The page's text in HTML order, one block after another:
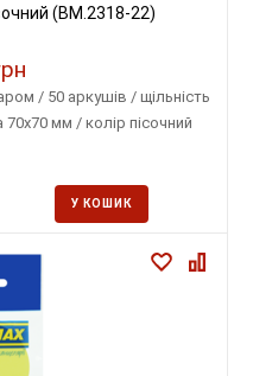
(BM.2318-22)
/ 50 аркушів / щільність
мм / колір пісочний
У КОШИК